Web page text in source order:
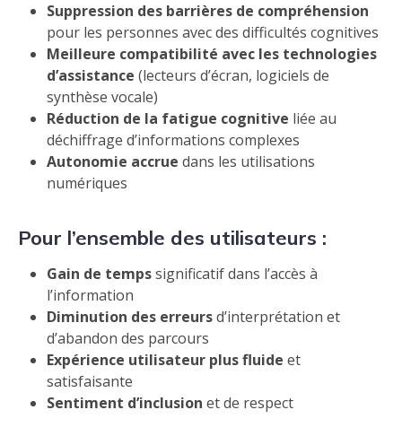
Suppression des barrières de compréhension
pour les personnes avec des difficultés cognitives
Meilleure compatibilité avec les technologies
d’assistance (lecteurs d’écran, logiciels de
synthèse vocale)
Réduction de la fatigue cognitive liée au
déchiffrage d’informations complexes
Autonomie accrue dans les utilisations
numériques
Pour l’ensemble des utilisateurs :
Gain de tempssignificatif dans l’accès à
l’information
Diminution des erreursd’interprétation et
d’abandon des parcours
Expérience utilisateur plus fluide et
satisfaisante
Sentiment d’inclusion et de respect